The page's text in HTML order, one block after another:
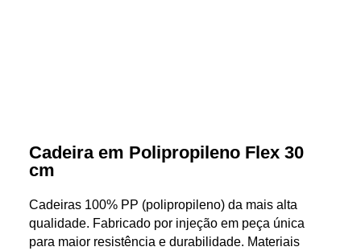
Cadeira em Polipropileno Flex 30
cm
Cadeiras 100% PP (polipropileno) da mais alta
qualidade. Fabricado por injeção em peça única
para maior resistência e durabilidade. Materiais